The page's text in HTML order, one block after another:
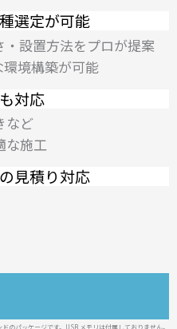
選定が可能
設置方法をプロが提案
境構築が可能
対応
など
な施工
見積り対応
のパッケージです。USB メモリは付属しておりません。